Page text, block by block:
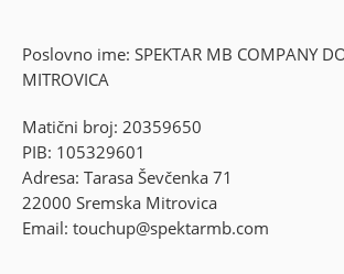
Poslovno ime: SPEKTAR MB COMPANY
MITROVICA
Matični broj: 20359650
PIB: 105329601
Adresa: Tarasa Ševčenka 71
22000 Sremska Mitrovica
Email: touchup@spektarmb.com